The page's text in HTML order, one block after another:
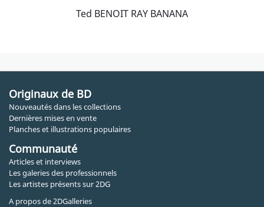
Ted BENOIT RAY BANANA
Originaux de BD
Nouveautés dans les collections
Dernières mises en vente
Planches et illustrations populaires
Communauté
Articles et interviews
Les galeries des professionnels
Les artistes présents sur 2DG
A propos de 2DGalleries